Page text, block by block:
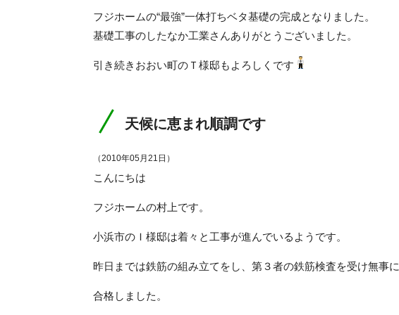
フジホームの“最強”一体打ちベタ基礎の完成となりました。
基礎工事のしたなか工業さんありがとうございました。
引き続きおおい町のＴ様邸もよろしくです
天候に恵まれ順調です
（2010年05月21日）
こんにちは
フジホームの村上です。
小浜市のＩ様邸は着々と工事が進んでいるようです。
昨日までは鉄筋の組み立てをし、第３者の鉄筋検査を受け無事に
合格しました。